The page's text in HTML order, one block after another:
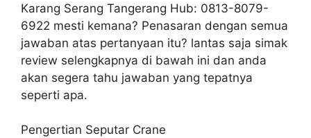
Karang Serang Tangerang Hub: 0813-8079-
6922 mesti kemana? Penasaran dengan semua
jawaban atas pertanyaan itu? lantas saja simak
review selengkapnya di bawah ini dan anda
akan segera tahu jawaban yang tepatnya
seperti apa.
Pengertian Seputar Crane